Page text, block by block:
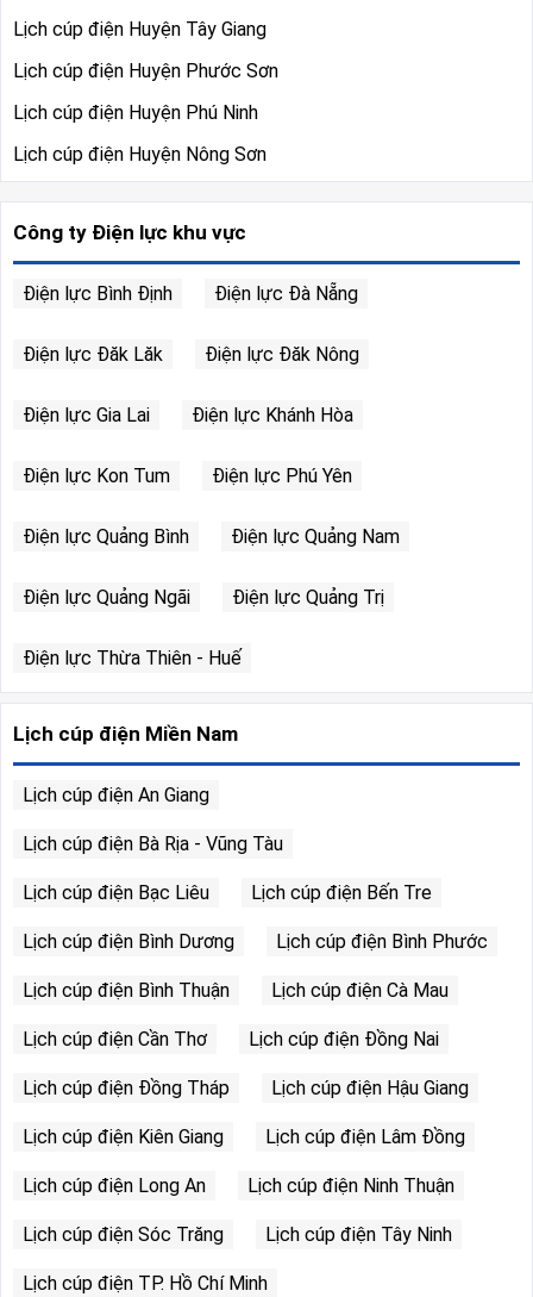
Lịch cúp điện Huyện Tây Giang
Lịch cúp điện Huyện Phước Sơn
Lịch cúp điện Huyện Phú Ninh
Lịch cúp điện Huyện Nông Sơn
Công ty Điện lực khu vực
Điện lực Bình Định Điện lực Đà Nẵng
Điện lực Đăk Lăk Điện lực Đăk Nông
Điện lực Gia Lai Điện lực Khánh Hòa
Điện lực Kon Tum Điện lực Phú Yên
Điện lực Quảng Bình Điện lực Quảng Nam
Điện lực Quảng Ngãi Điện lực Quảng Trị
Điện lực Thừa Thiên - Huế
Lịch cúp điện Miền Nam
Lịch cúp điện An Giang
Lịch cúp điện Bà Rịa - Vũng Tàu
Lịch cúp điện Bạc Liêu Lịch cúp điện Bến Tre
Lịch cúp điện Bình Dương Lịch cúp điện Bình Phước
Lịch cúp điện Bình Thuận Lịch cúp điện Cà Mau
Lịch cúp điện Cần Thơ Lịch cúp điện Đồng Nai
Lịch cúp điện Đồng Tháp Lịch cúp điện Hậu Giang
Lịch cúp điện Kiên Giang Lịch cúp điện Lâm Đồng
Lịch cúp điện Long An Lịch cúp điện Ninh Thuận
Lịch cúp điện Sóc Trăng Lịch cúp điện Tây Ninh
Lịch cúp điện TP. Hồ Chí Minh